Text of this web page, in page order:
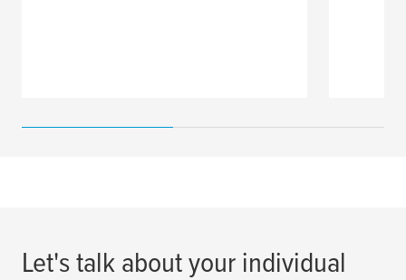
Let's talk about your individual